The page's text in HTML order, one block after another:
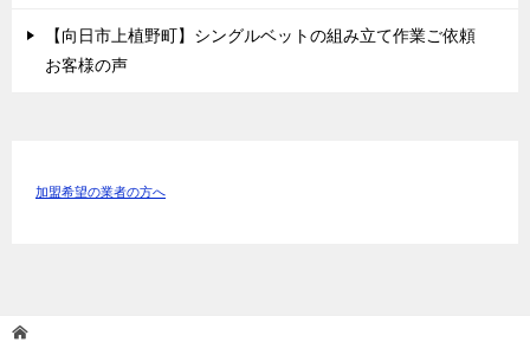
【向日市上植野町】シングルベットの組み立て作業ご依頼
お客様の声
加盟希望の業者の方へ